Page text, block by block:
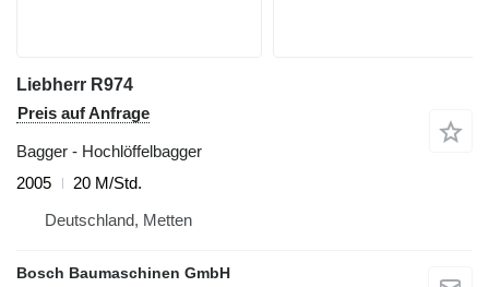
Liebherr R974
Preis auf Anfrage
Bagger - Hochlöffelbagger
2005
20 M/Std.
Deutschland, Metten
Bosch Baumaschinen GmbH